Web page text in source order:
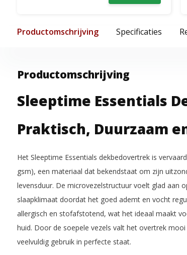
Productomschrijving Specificaties
Productomschrijving
Sleeptime Essentials
Praktisch, Duurzaam
Het Sleeptime Essentials dekbedovertrek is
gsm), een materiaal dat bekendstaat om zijn
levensduur. De microvezelstructuur voelt glad aan
slaapklimaat doordat het goed ademt en vocht
allergisch en stofafstotend, wat het ideaal maakt
huid. Door de soepele vezels valt het overtrek
veelvuldig gebruik in perfecte staat.